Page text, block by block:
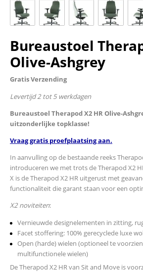
Bureaustoel
Olive-Ashgrey
Gratis Verzending
Levertijd 2 tot 5 werkdagen
Bureaustoel Therapod X2 HR Olive-
uitzonderlijke topklasse!
Vraag gratis proefplaatsing aan.
In aanvulling op de bestaande reeks
introduceren we met trots de Therapod X2
X is de Therapod X2 HR uitgerust met
functionaliteit die garant staan voor een
X2 noviteiten:
Vernieuwde designelementen in zitting,
Facet stoffering: 100% gerecyclede luxe
Open (harde) wielen (optioneel te
multifunctionele wielen)
De Therapod X2 HR van Sit and Move is